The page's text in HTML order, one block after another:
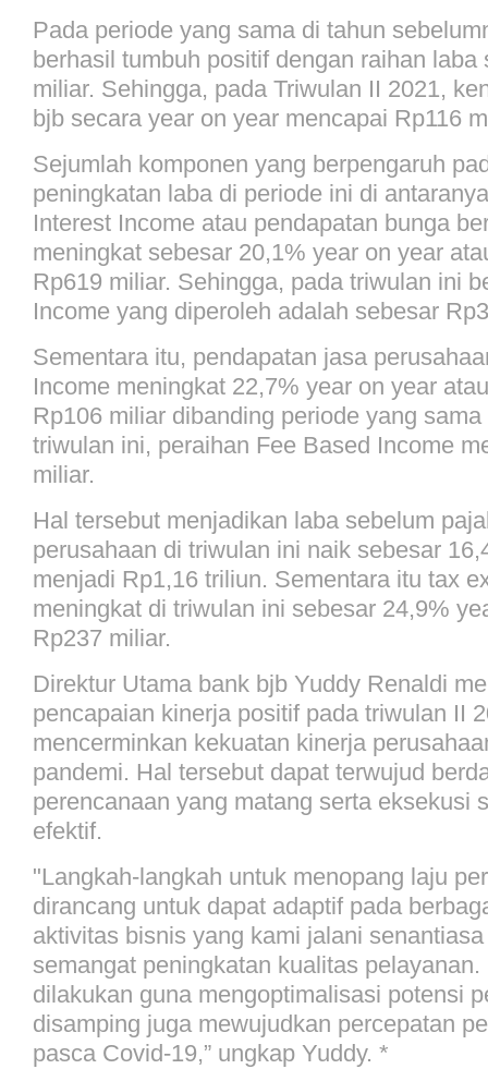
Pada periode yang sama di tahun
berhasil tumbuh positif dengan raihan laba
miliar. Sehingga, pada Triwulan II 2021,
bjb secara year on year mencapai Rp116
Sejumlah komponen yang berpengaruh
peningkatan laba di periode ini di
Interest Income atau pendapatan bunga
meningkat sebesar 20,1% year on year
Rp619 miliar. Sehingga, pada triwulan ini
Income yang diperoleh adalah sebesar
Sementara itu, pendapatan jasa
Income meningkat 22,7% year on year
Rp106 miliar dibanding periode yang
triwulan ini, peraihan Fee Based Income
miliar.
Hal tersebut menjadikan laba sebelum
perusahaan di triwulan ini naik sebesar
menjadi Rp1,16 triliun. Sementara itu tax
meningkat di triwulan ini sebesar 24,9%
Rp237 miliar.
Direktur Utama bank bjb Yuddy Renaldi
pencapaian kinerja positif pada triwulan II
mencerminkan kekuatan kinerja
pandemi. Hal tersebut dapat terwujud
perencanaan yang matang serta eksekusi
efektif.
"Langkah-langkah untuk menopang laju
dirancang untuk dapat adaptif pada
aktivitas bisnis yang kami jalani
semangat peningkatan kualitas
dilakukan guna mengoptimalisasi potensi
disamping juga mewujudkan percepatan
pasca Covid-19,” ungkap Yuddy. *